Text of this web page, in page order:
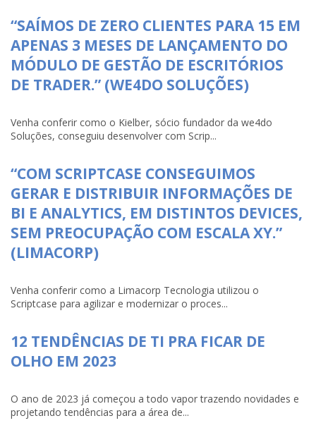
“SAÍMOS DE ZERO CLIENTES PARA 15 EM
APENAS 3 MESES DE LANÇAMENTO DO
MÓDULO DE GESTÃO DE ESCRITÓRIOS
DE TRADER.” (WE4DO SOLUÇÕES)
Venha conferir como o Kielber, sócio fundador da we4do
Soluções, conseguiu desenvolver com Scrip...
“COM SCRIPTCASE CONSEGUIMOS
GERAR E DISTRIBUIR INFORMAÇÕES DE
BI E ANALYTICS, EM DISTINTOS DEVICES,
SEM PREOCUPAÇÃO COM ESCALA XY.”
(LIMACORP)
Venha conferir como a Limacorp Tecnologia utilizou o
Scriptcase para agilizar e modernizar o proces...
12 TENDÊNCIAS DE TI PRA FICAR DE
OLHO EM 2023
O ano de 2023 já começou a todo vapor trazendo novidades e
projetando tendências para a área de...